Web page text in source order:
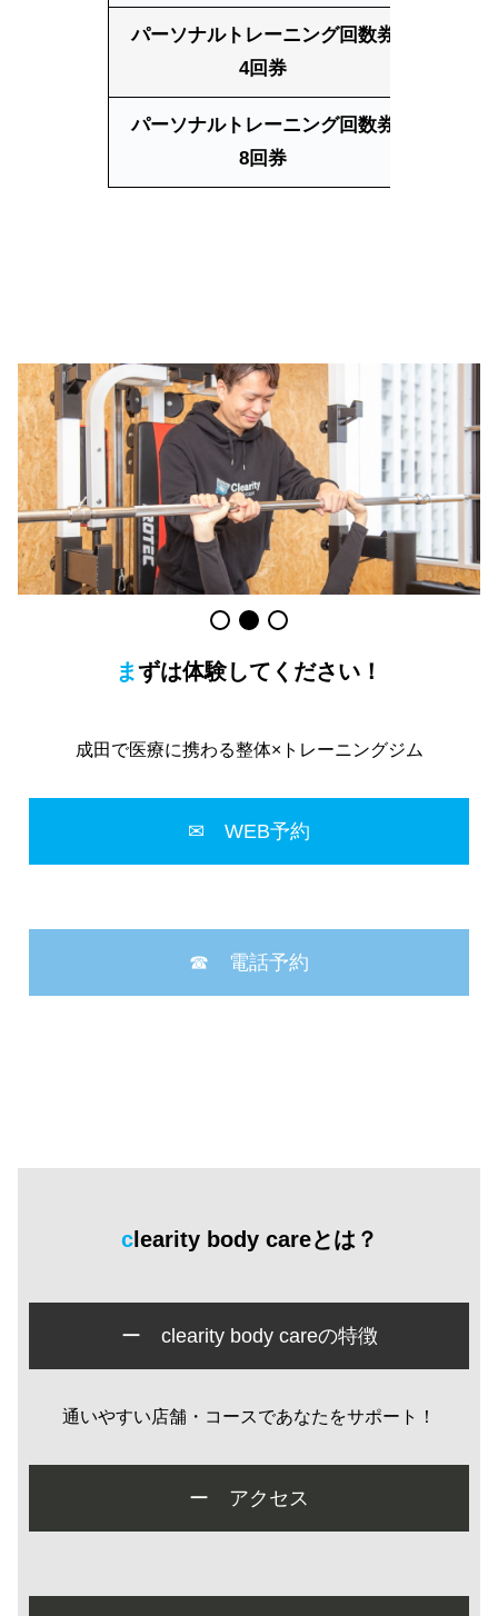
パーソナルトレーニング回数券
4回券
パーソナルトレーニング回数券
8回券
まずは体験してください！
成田で医療に携わる整体×トレーニングジム
✉ WEB予約
☎ 電話予約
clearity body careとは？
ー clearity body careの特徴
通いやすい店舗・コースであなたをサポート！
ー アクセス